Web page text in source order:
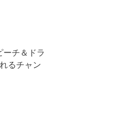
チ＆ドラ
るチャン